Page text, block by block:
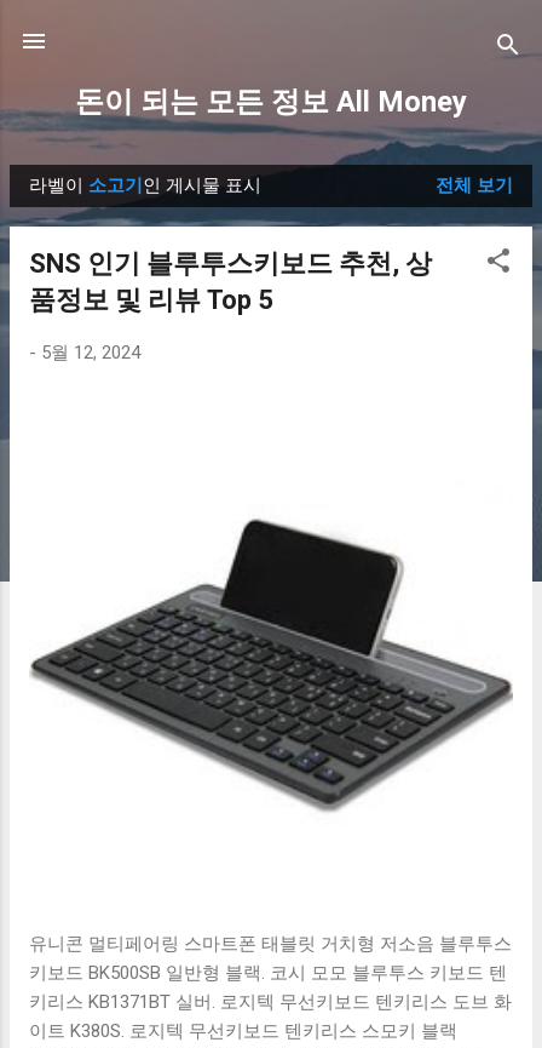
돈이 되는 모든 정보 All Money
글
라벨이 소고기인 게시물 표시 전체 보기
SNS 인기 블루투스키보드 추천, 상
품정보 및 리뷰 Top 5
- 5월 12, 2024
유니콘 멀티페어링 스마트폰 태블릿 거치형 저소음 블루투스
키보드 BK500SB 일반형 블랙. 코시 모모 블루투스 키보드 텐
키리스 KB1371BT 실버. 로지텍 무선키보드 텐키리스 도브 화
이트 K380S. 로지텍 무선키보드 텐키리스 스모키 블랙